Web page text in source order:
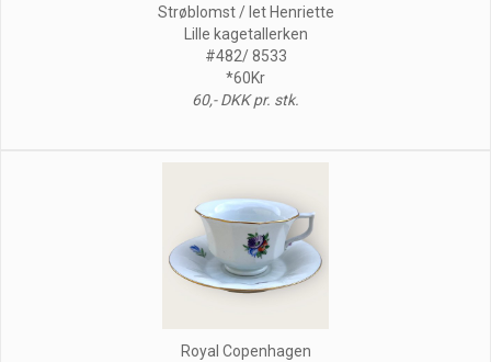
Strøblomst / let Henriette
Lille kagetallerken
#482/ 8533
*60Kr
60,- DKK pr. stk.
Royal Copenhagen